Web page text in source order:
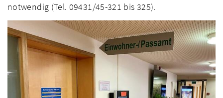
notwendig (Tel. 09431/45-321 bis 325).